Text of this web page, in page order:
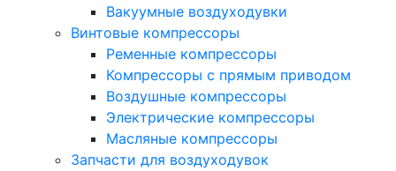
Вакуумные воздуходувки
Винтовые компрессоры
Ременные компрессоры
Компрессоры с прямым приводом
Воздушные компрессоры
Электрические компрессоры
Масляные компрессоры
Запчасти для воздуходувок